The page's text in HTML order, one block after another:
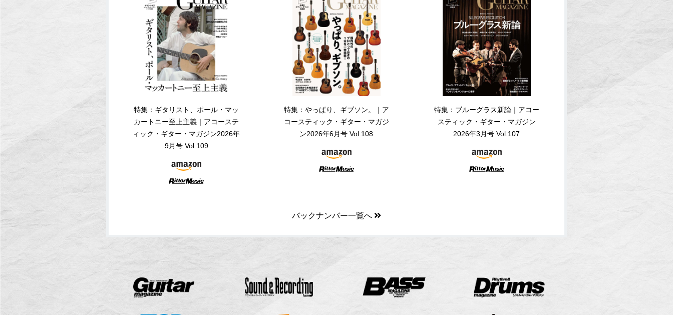
特集：ギタリスト、ポール・マッ
カートニー至上主義｜アコーステ
ィック・ギター・マガジン2026年
9月号 Vol.109
特集：やっぱり、ギブソン。｜ア
コースティック・ギター・マガジ
ン2026年6月号 Vol.108
特集：ブルーグラス新論｜アコー
スティック・ギター・マガジン
2026年3月号 Vol.107
バックナンバー一覧へ